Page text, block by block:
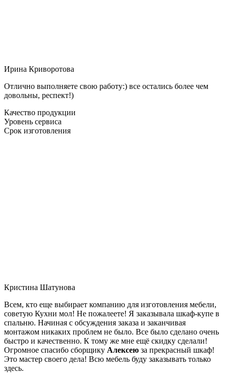
Ирина Криворотова
Отлично выполняете свою работу:) все остались более чем
довольны, респект!)
Качество продукции
Уровень сервиса
Срок изготовления
Кристина Шатунова
Всем, кто еще выбирает компанию для изготовления мебели,
советую Кухни мол! Не пожалеете! Я заказывала шкаф-купе в
спальню. Начиная с обсуждения заказа и заканчивая
монтажом никаких проблем не было. Все было сделано очень
быстро и качественно. К тому же мне ещё скидку сделали!
Огромное спасибо сборщику Алексею за прекрасный шкаф!
Это мастер своего дела! Всю мебель буду заказывать только
здесь.